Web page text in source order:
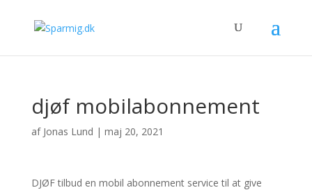
djøf mobilabonnement
af Jonas Lund | maj 20, 2021
DJØF tilbud en mobil abonnement service til at give